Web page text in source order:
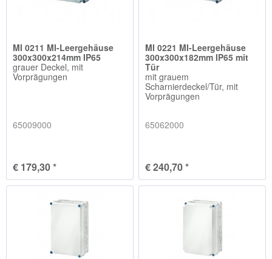
MI 0211 MI-Leergehäuse
300x300x214mm IP65
grauer Deckel, mit
Vorprägungen
65009000
€ 179,30 *
MI 0221 MI-Leergehäuse
300x300x182mm IP65 mit
Tür
mit grauem
Scharnierdeckel/Tür, mit
Vorprägungen
65062000
€ 240,70 *